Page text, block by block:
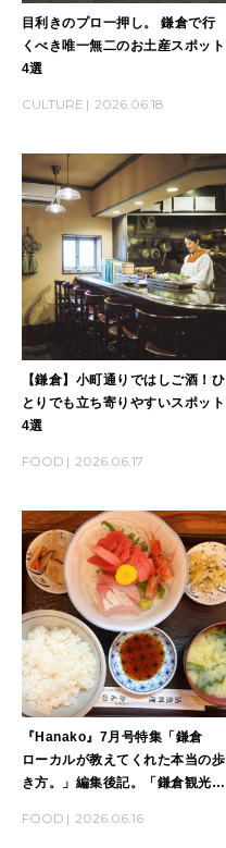
目利きのプロ一押し。 鎌倉で行
くべき唯一無二のお土産スポット
4選
CULTURE 2026.06.18
【鎌倉】小町通りではしご酒！ひ
とりでも立ち寄りやすいスポット
4選
FOOD 2026.06.17
『Hanako』7月号特集「鎌倉
ローカルが教えてくれた本当の歩
き方。」編集後記。「鎌倉観光の
FOOD 2026.06.16